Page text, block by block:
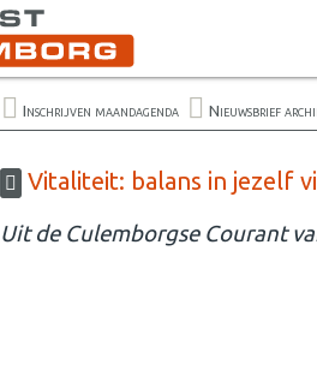
Inschrijven maandagenda Nieuwsbrief
Vitaliteit: balans in jezelf
Uit de Culemborgse Courant